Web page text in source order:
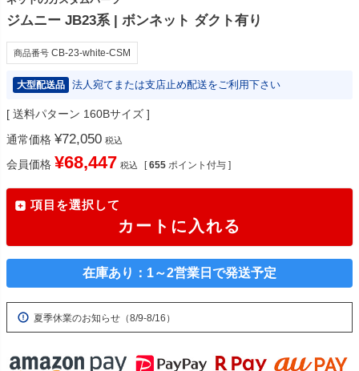
ジムニー JB23系 | ボンネット ダクト有り
商品番号 CB-23-white-CSM
大型配送品 法人宛てまたは支店止め配送をご利用下さい
送料パターン 160Bサイズ
通常価格 ¥72,050 税込
会員価格 ¥68,447 税込 [ 655 ポイント付与 ]
項目を選択して
カートに入れる
在庫あり：1～2営業日で発送予定
夏季休業のお知らせ（8/9-8/16）